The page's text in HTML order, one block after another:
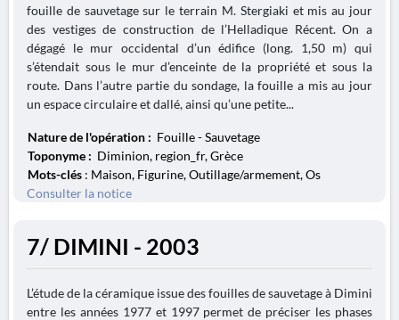
fouille de sauvetage sur le terrain M. Stergiaki et mis au jour
des vestiges de construction de l’Helladique Récent. On a
dégagé le mur occidental d’un édifice (long. 1,50 m) qui
s’étendait sous le mur d’enceinte de la propriété et sous la
route. Dans l’autre partie du sondage, la fouille a mis au jour
un espace circulaire et dallé, ainsi qu’une petite...
Nature de l'opération : Fouille - Sauvetage
Toponyme : Diminion, region_fr, Grèce
Mots-clés : Maison, Figurine, Outillage/armement, Os
Consulter la notice
7/ DIMINI - 2003
L’étude de la céramique issue des fouilles de sauvetage à Dimini
entre les années 1977 et 1997 permet de préciser les phases